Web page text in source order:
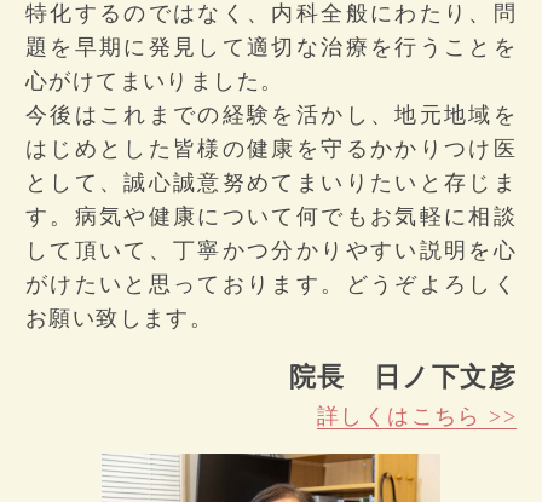
特化するのではなく、内科全般にわたり、問
題を早期に発見して適切な治療を行うことを
心がけてまいりました。
今後はこれまでの経験を活かし、地元地域を
はじめとした皆様の健康を守るかかりつけ医
として、誠心誠意努めてまいりたいと存じま
す。病気や健康について何でもお気軽に相談
して頂いて、丁寧かつ分かりやすい説明を心
がけたいと思っております。どうぞよろしく
お願い致します。
院長 日ノ下文彦
詳しくはこちら >>